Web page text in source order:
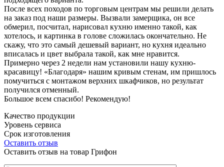
После всех походов по торговым центрам мы решили делать
на заказ под наши размеры. Вызвали замерщика, он все
обмерил, посчитал, нарисовал кухню именно такой, как
хотелось, и картинка в голове сложилась окончательно. Не
скажу, что это самый дешевый вариант, но кухня идеально
вписалась и цвет выбрала такой, как мне нравится.
Примерно через 2 недели нам установили нашу кухню-
красавицу! «Благодаря» нашим кривым стенам, им пришлось
помучиться с монтажом верхних шкафчиков, но результат
получился отменный.
Большое всем спасибо! Рекомендую!
Качество продукции
Уровень сервиса
Срок изготовления
Оставить отзыв
Оставить отзыв на товар Грифон